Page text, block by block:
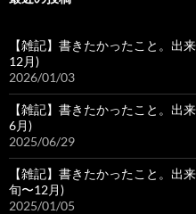
【雑記】書きたかったこと。出
12月)
2026/01/03
【雑記】書きたかったこと。出
6月)
2025/06/29
【雑記】書きたかったこと。出
旬〜12月)
2025/01/05